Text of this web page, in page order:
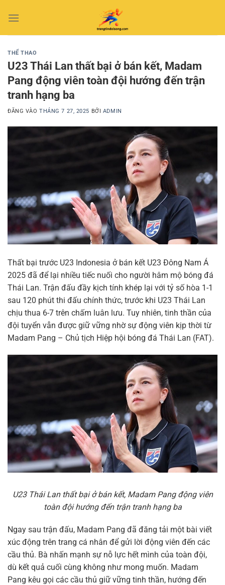
qua
THỂ THAO
U23 Thái Lan thất bại ở bán kết, Madam
Pang động viên toàn đội hướng đến trận
tranh hạng ba
ĐĂNG VÀOTHÁNG 7 27, 2025 BỞI ADMIN
Thất bại trước U23 Indonesia ở bán kết U23 Đông Nam Á
2025 đã để lại nhiều tiếc nuối cho người hâm mộ bóng đá
Thái Lan. Trận đấu đầy kịch tính khép lại với tỷ số hòa 1-1
sau 120 phút thi đấu chính thức, trước khi U23 Thái Lan
chịu thua 6-7 trên chấm luân lưu. Tuy nhiên, tinh thần của
đội tuyển vẫn được giữ vững nhờ sự động viên kịp thời từ
Madam Pang – Chủ tịch Hiệp hội bóng đá Thái Lan (FAT).
U23 Thái Lan thất bại ở bán kết, Madam Pang động viên
toàn đội hướng đến trận tranh hạng ba
Ngay sau trận đấu, Madam Pang đã đăng tải một bài viết
xúc động trên trang cá nhân để gửi lời động viên đến các
cầu thủ. Bà nhấn mạnh sự nỗ lực hết mình của toàn đội,
dù kết quả cuối cùng không như mong muốn. Madam
Pang kêu gọi các cầu thủ giữ vững tinh thần, hướng đến